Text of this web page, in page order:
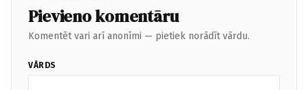
Pievieno komentāru
Komentēt vari arī anonīmi — pietiek norādīt vārdu.
VĀRDS